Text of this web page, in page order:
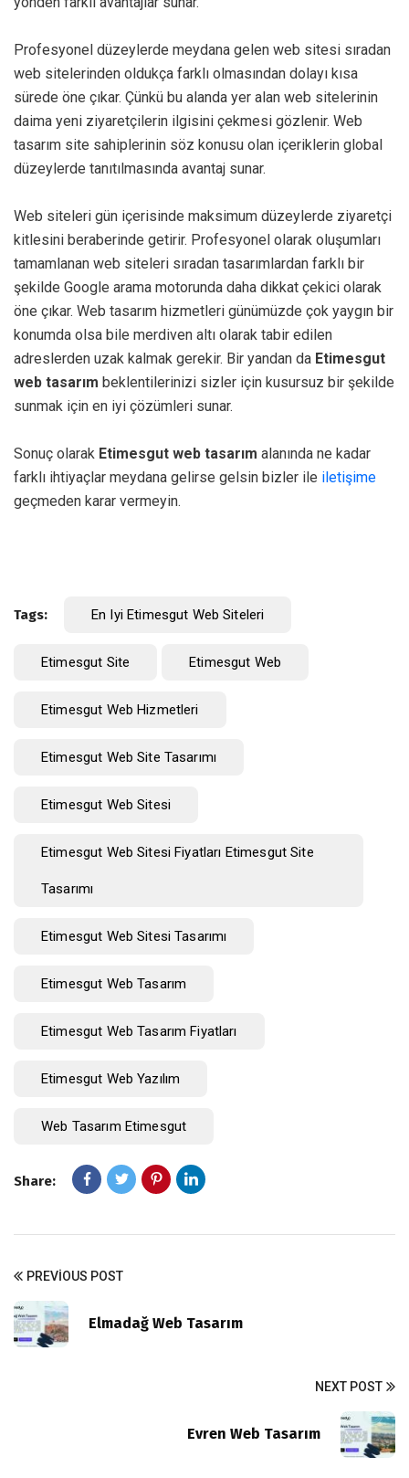
Profesyonel düzeylerde meydana gelen web sitesi sıradan
web sitelerinden oldukça farklı olmasından dolayı kısa
sürede öne çıkar. Çünkü bu alanda yer alan web sitelerinin
daima yeni ziyaretçilerin ilgisini çekmesi gözlenir. Web
tasarım site sahiplerinin söz konusu olan içeriklerin global
düzeylerde tanıtılmasında avantaj sunar.
Web siteleri gün içerisinde maksimum düzeylerde ziyaretçi
kitlesini beraberinde getirir. Profesyonel olarak oluşumları
tamamlanan web siteleri sıradan tasarımlardan farklı bir
şekilde Google arama motorunda daha dikkat çekici olarak
öne çıkar. Web tasarım hizmetleri günümüzde çok yaygın bir
konumda olsa bile merdiven altı olarak tabir edilen
adreslerden uzak kalmak gerekir. Bir yandan da Etimesgut
web tasarım beklentilerinizi sizler için kusursuz bir şekilde
sunmak için en iyi çözümleri sunar.
Sonuç olarak Etimesgut web tasarım alanında ne kadar
farklı ihtiyaçlar meydana gelirse gelsin bizler ile iletişime
geçmeden karar vermeyin.
Tags: En Iyi Etimesgut Web Siteleri
Etimesgut Site Etimesgut Web
Etimesgut Web Hizmetleri
Etimesgut Web Site Tasarımı
Etimesgut Web Sitesi
Etimesgut Web Sitesi Fiyatları Etimesgut Site
Tasarımı
Etimesgut Web Sitesi Tasarımı
Etimesgut Web Tasarım
Etimesgut Web Tasarım Fiyatları
Etimesgut Web Yazılım
Web Tasarım Etimesgut
Share:
PREVIOUS POST
Elmadağ Web Tasarım
NEXT POST
Evren Web Tasarım